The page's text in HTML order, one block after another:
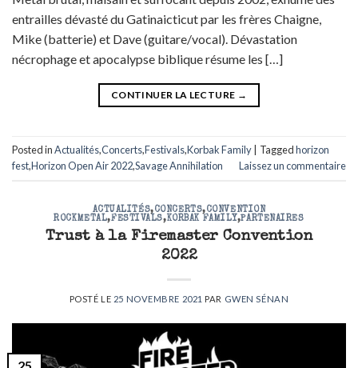
entrailles dévasté du Gatinaicticut par les frères Chaigne,
Mike (batterie) et Dave (guitare/vocal). Dévastation
nécrophage et apocalypse biblique résume les […]
CONTINUER LA LECTURE →
Posted inActualités,Concerts,Festivals,Korbak Family Taggedhorizon
fest,Horizon Open Air 2022,Savage Annihilation Laissez un commentaire
ACTUALITÉS,CONCERTS,CONVENTION
ROCKMETAL,FESTIVALS,KORBAK FAMILY,PARTENAIRES
Trust à la Firemaster Convention
2022
POSTÉ LE 25 NOVEMBRE 2021 PAR GWEN SÉNAN